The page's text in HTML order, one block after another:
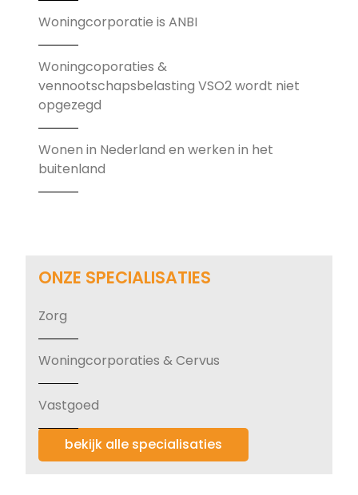
Woningcorporatie is ANBI
Woningcoporaties &
vennootschapsbelasting VSO2 wordt niet
opgezegd
Wonen in Nederland en werken in het
buitenland
ONZE SPECIALISATIES
Zorg
Woningcorporaties & Cervus
Vastgoed
bekijk alle specialisaties